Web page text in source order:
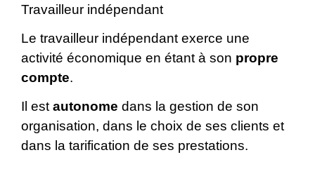
Travailleur indépendant
Le travailleur indépendant exerce une
activité économique en étant à son propre
compte.
Il estautonome dans la gestion de son
organisation, dans le choix de ses clients et
dans la tarification de ses prestations.